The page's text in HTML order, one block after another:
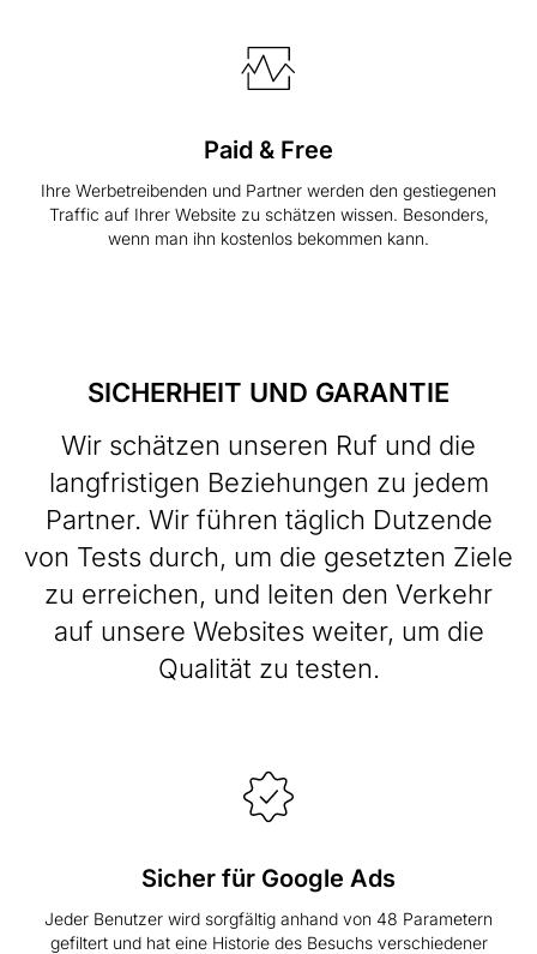
Paid & Free
Ihre Werbetreibenden und Partner werden den gestiegenen
Traffic auf Ihrer Website zu schätzen wissen. Besonders,
wenn man ihn kostenlos bekommen kann.
SICHERHEIT UND GARANTIE
Wir schätzen unseren Ruf und die
langfristigen Beziehungen zu jedem
Partner. Wir führen täglich Dutzende
von Tests durch, um die gesetzten Ziele
zu erreichen, und leiten den Verkehr
auf unsere Websites weiter, um die
Qualität zu testen.
Sicher für Google Ads
Jeder Benutzer wird sorgfältig anhand von 48 Parametern
gefiltert und hat eine Historie des Besuchs verschiedener